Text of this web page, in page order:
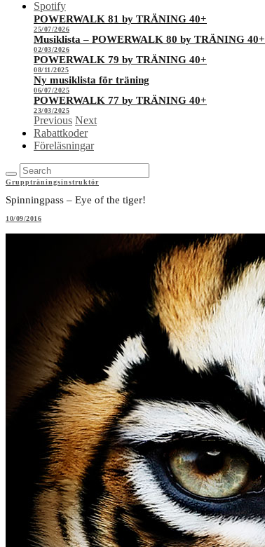
Spotify
POWERWALK 81 by TRÄNING 40+
25/07/2026
Musiklista – POWERWALK 80 by TRÄNING 40+
02/03/2026
POWERWALK 79 by TRÄNING 40+
08/11/2025
Ny musiklista för träning
06/07/2025
POWERWALK 77 by TRÄNING 40+
23/03/2025
Previous Next
Rabattkoder
Föreläsningar
Gruppträningsinstruktör
Spinningpass – Eye of the tiger!
10/09/2016